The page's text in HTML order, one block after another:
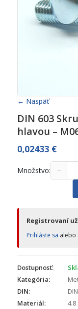
← Naspäť
DIN 603
hlavou –
0,02433 €
Množstvo: −
Registrovaní
Prihláste sa alebo
Dostupnosť:
Kategória:
DIN:
Materiál:
4.8